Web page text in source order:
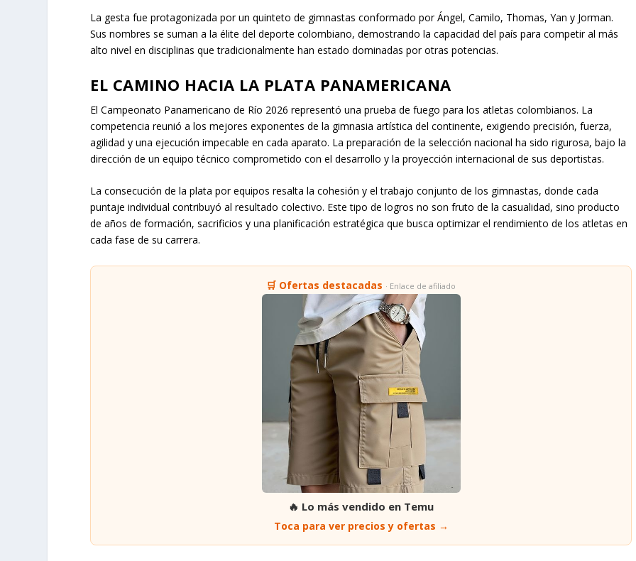
La gesta fue protagonizada por un quinteto de gimnastas conformado por Ángel, Camilo, Thomas, Yan y Jorman.
Sus nombres se suman a la élite del deporte colombiano, demostrando la capacidad del país para competir al más
alto nivel en disciplinas que tradicionalmente han estado dominadas por otras potencias.
EL CAMINO HACIA LA PLATA PANAMERICANA
El Campeonato Panamericano de Río 2026 representó una prueba de fuego para los atletas colombianos. La
competencia reunió a los mejores exponentes de la gimnasia artística del continente, exigiendo precisión, fuerza,
agilidad y una ejecución impecable en cada aparato. La preparación de la selección nacional ha sido rigurosa, bajo la
dirección de un equipo técnico comprometido con el desarrollo y la proyección internacional de sus deportistas.
La consecución de la plata por equipos resalta la cohesión y el trabajo conjunto de los gimnastas, donde cada
puntaje individual contribuyó al resultado colectivo. Este tipo de logros no son fruto de la casualidad, sino producto
de años de formación, sacrificios y una planificación estratégica que busca optimizar el rendimiento de los atletas en
cada fase de su carrera.
🛒 Ofertas destacadas · Enlace de afiliado
🔥 Lo más vendido en Temu
Toca para ver precios y ofertas →